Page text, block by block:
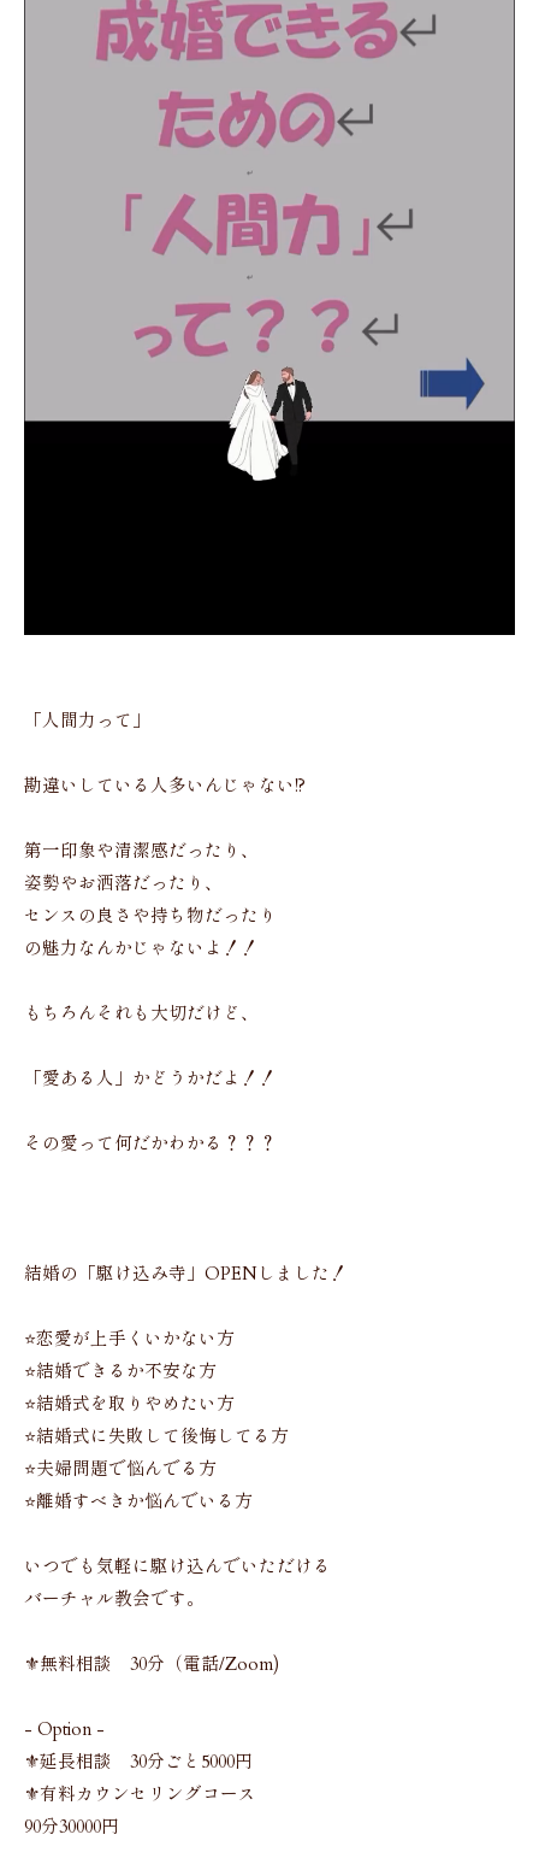
「人間力って」
勘違いしている人多いんじゃない!?
第一印象や清潔感だったり、
姿勢やお洒落だったり、
センスの良さや持ち物だったり
の魅力なんかじゃないよ！！
もちろんそれも大切だけど、
「愛ある人」かどうかだよ！！
その愛って何だかわかる？？？
結婚の「駆け込み寺」OPENしました！
⭐️恋愛が上手くいかない方
⭐️結婚できるか不安な方
⭐️結婚式を取りやめたい方
⭐️結婚式に失敗して後悔してる方
⭐️夫婦問題で悩んでる方
⭐️離婚すべきか悩んでいる方
いつでも気軽に駆け込んでいただける
バーチャル教会です。
⚜️無料相談 30分（電話/Zoom)
- Option -
⚜️延長相談 30分ごと5000円
⚜️有料カウンセリングコース
90分30000円